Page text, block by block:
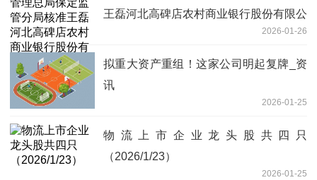
王磊河北高碑店农村商业银行股份有限公
2026-01-26
拟重大资产重组！这家公司明起复牌_资
讯
2026-01-25
物流上市企业龙头股共四只
（2026/1/23）
2026-01-25